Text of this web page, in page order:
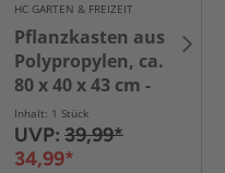
HC GARTEN & FREIZEIT
Pflanzkasten aus
Polypropylen, ca.
80 x 40 x 43 cm -
Schwarz
Inhalt: 1 Stück
UVP: 39,99*
34,99*